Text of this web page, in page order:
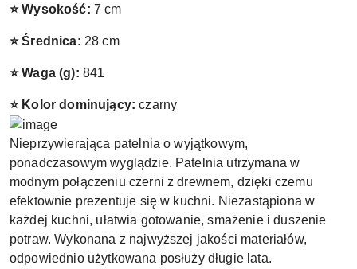
⭐ Wysokość: 7 cm
⭐ Średnica: 28 cm
⭐ Waga (g): 841
⭐ Kolor dominujący: czarny
Nieprzywierająca patelnia o wyjątkowym,
ponadczasowym wyglądzie. Patelnia utrzymana w
modnym połączeniu czerni z drewnem, dzięki czemu
efektownie prezentuje się w kuchni. Niezastąpiona w
każdej kuchni, ułatwia gotowanie, smażenie i duszenie
potraw. Wykonana z najwyższej jakości materiałów,
odpowiednio użytkowana posłuży długie lata.